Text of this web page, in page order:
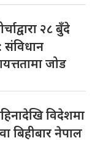
२८ बुँदे
संविधान
जोड
विदेशमा
बिहीबार नेपाल